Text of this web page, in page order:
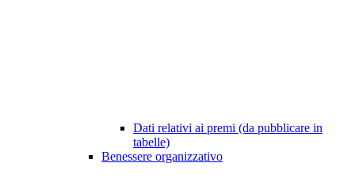
Dati relativi ai premi (da pubblicare in
tabelle)
Benessere organizzativo